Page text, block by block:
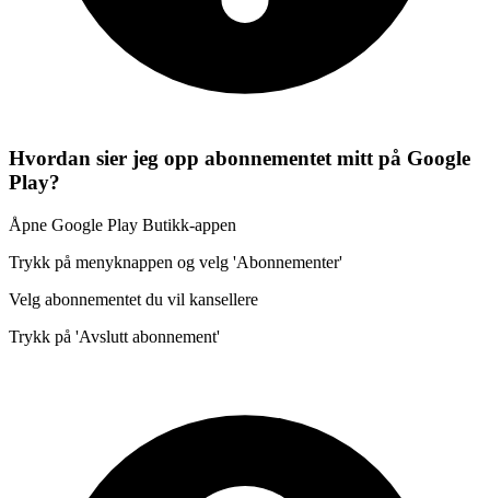
Hvordan sier jeg opp abonnementet mitt på Google
Play?
Åpne Google Play Butikk-appen
Trykk på menyknappen og velg 'Abonnementer'
Velg abonnementet du vil kansellere
Trykk på 'Avslutt abonnement'